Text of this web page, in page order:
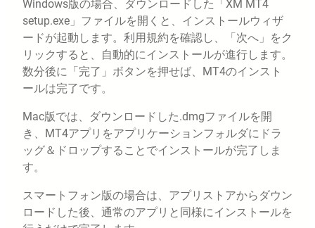
Windows版の場合、ダウンロードした「XM MT4
setup.exe」ファイルを開くと、インストールウィザ
ードが起動します。利用規約を確認し、「次へ」をク
リックすると、自動的にインストールが進行します。
数分後に「完了」ボタンを押せば、MT4のインスト
ールは完了です。
Mac版では、ダウンロードした.dmgファイルを開
き、MT4アプリをアプリケーションフォルダにドラ
ッグ＆ドロップすることでインストールが完了しま
す。
スマートフォン版の場合は、アプリストアからダウン
ロードした後、通常のアプリと同様にインストールを